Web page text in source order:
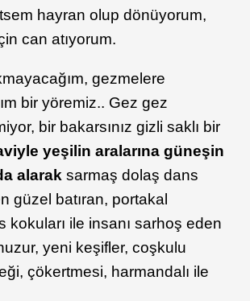
hayran olup dönüyorum,
can atıyorum.
gezmelere
bir yöremiz.. Gez gez
bir bakarsınız gizli saklı bir
yeşilin aralarına güneşin
alarak sarmaş dolaş dans
güzel batıran, portakal
kokuları ile insanı sarhoş eden
yeni keşifler, coşkulu
çökertmesi, harmandalı ile